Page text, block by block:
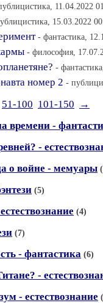
11.04.2022
15.03.2022
- фантастика,
- философия,
-
номер 2 -
51-100 101-150
→
времени -
-
о войне - мемуары
(5)
(4)
(7)
- фантастика (6)
-
- естествознание